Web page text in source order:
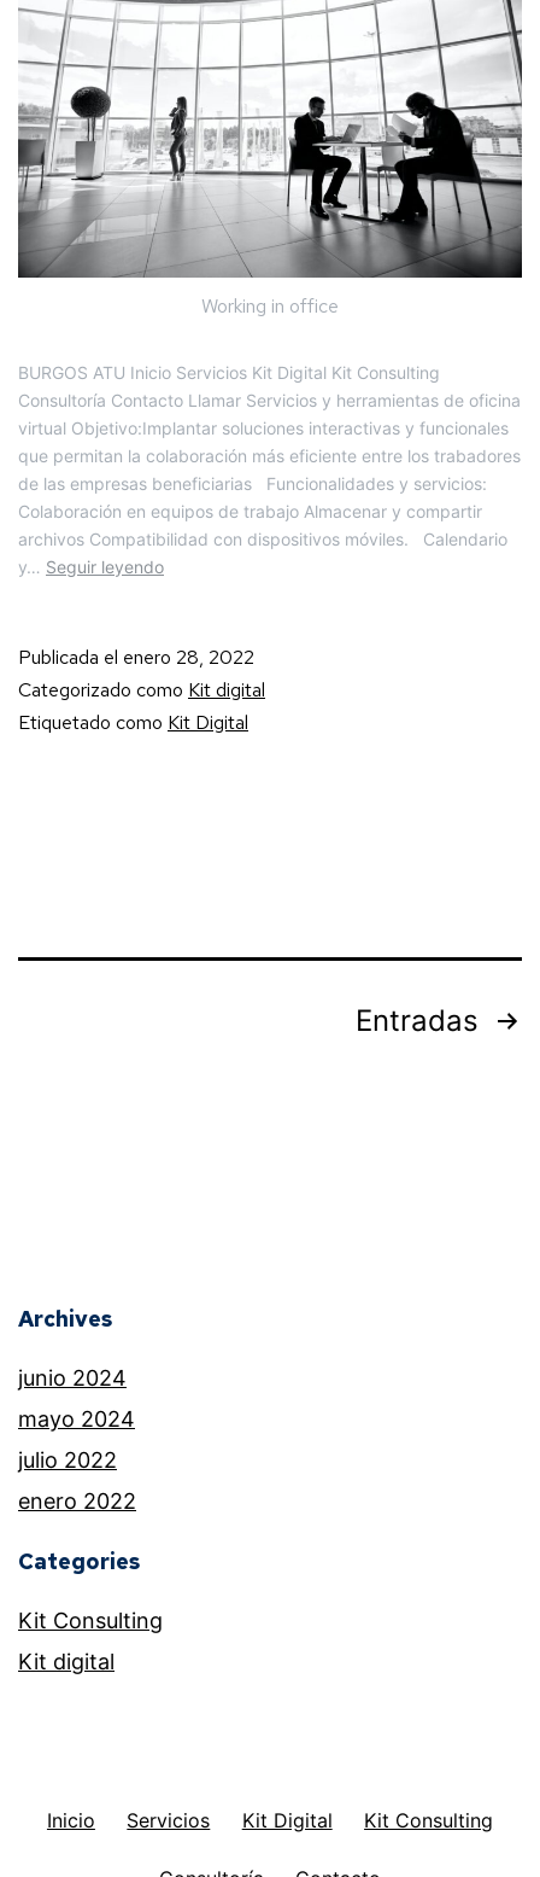
Working in office
BURGOS ATU Inicio Servicios Kit Digital Kit Consulting
Consultoría Contacto Llamar Servicios y herramientas de oficina
virtual Objetivo:Implantar soluciones interactivas y funcionales
que permitan la colaboración más eficiente entre los trabadores
de las empresas beneficiarias Funcionalidades y servicios:
Colaboración en equipos de trabajo Almacenar y compartir
archivos Compatibilidad con dispositivos móviles. Calendario
y… Seguir leyendo
Publicada el enero 28, 2022
Categorizado como Kit digital
Etiquetado como Kit Digital
Entradas
Archives
junio 2024
mayo 2024
julio 2022
enero 2022
Categories
Kit Consulting
Kit digital
Inicio Servicios Kit Digital Kit Consulting